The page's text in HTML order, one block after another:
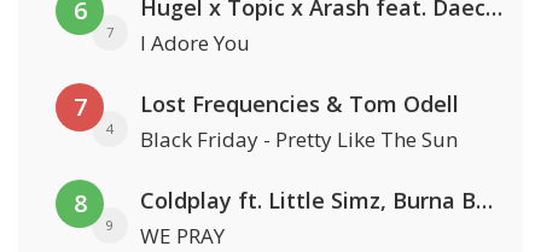
6
7
Hugel x Topic x Arash feat. Daecolm
I Adore You
7
4
Lost Frequencies & Tom Odell
Black Friday - Pretty Like The Sun
8
9
Coldplay ft. Little Simz, Burna Boy, Elyanna & Tini
WE PRAY